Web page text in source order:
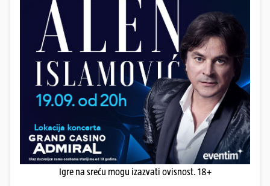
Igre na sreću mogu izazvati ovisnost. 18+